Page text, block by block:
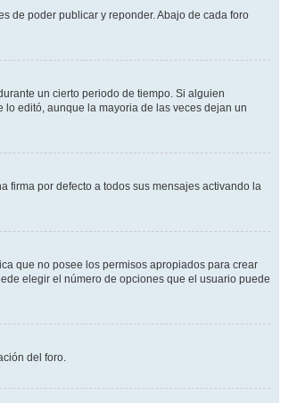
de poder publicar y reponder. Abajo de cada foro
un cierto periodo de tiempo. Si alguien
editó, aunque la mayoria de las veces dejan un
firma por defecto a todos sus mensajes activando la
que no posee los permisos apropiados para crear
elegir el número de opciones que el usuario puede
del foro.